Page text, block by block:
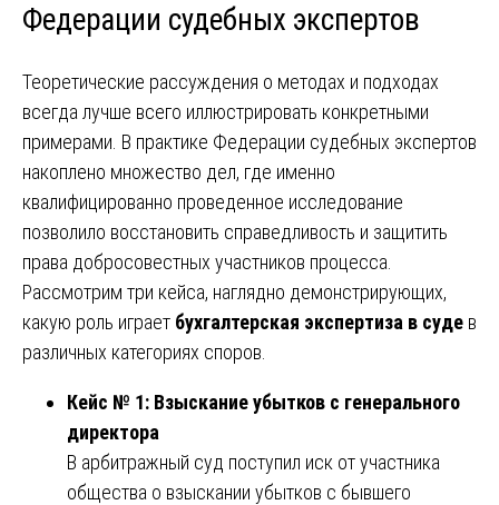
Федерации судебных экспертов
Теоретические рассуждения о методах и подходах
всегда лучше всего иллюстрировать конкретными
примерами. В практике Федерации судебных экспертов
накоплено множество дел, где именно
квалифицированно проведенное исследование
позволило восстановить справедливость и защитить
права добросовестных участников процесса.
Рассмотрим три кейса, наглядно демонстрирующих,
какую роль играет бухгалтерская экспертиза в суде в
различных категориях споров.
Кейс № 1: Взыскание убытков с генерального
директора
В арбитражный суд поступил иск от участника
общества о взыскании убытков с бывшего